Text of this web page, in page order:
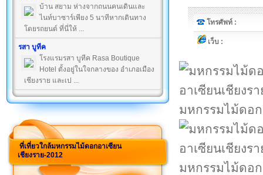
บ้าน สยาม ห่างจากถนนคนเดินและ
ไนท์บาซาร์เพียง 5 นาทีหากเดินทาง
โดยรถยนต์ ที่นี่ให้ ...
รสา บูทีค
โรงแรมรสา บูทีค Rasa Boutique
Hotel ตั้งอยู่ในใจกลางของ อำเภอเมือง
เชียงราย และเป ...
ที่เที่ยวใกล้มหกรรมไม้ดอกอาเซียน
เชียงราย-2012
โทรศัพท์ :
เว็บ :
มหกรรมไม้ดอก
มหกรรมไม้ดอก